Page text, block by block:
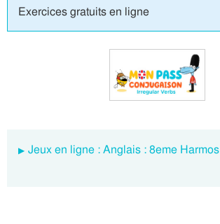
Exercices gratuits en ligne
Jeux en ligne : Anglais : 8eme Harmos